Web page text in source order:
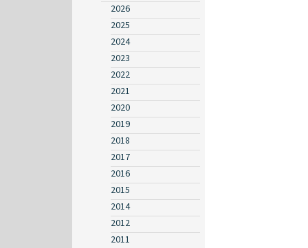
2026
2025
2024
2023
2022
2021
2020
2019
2018
2017
2016
2015
2014
2012
2011